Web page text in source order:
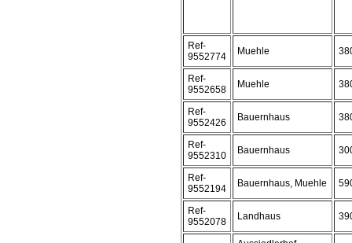
Ref-
9552774
Muehle
Ref-
9552658
Muehle
Ref-
9552426
Bauernhaus
Ref-
9552310
Bauernhaus
Ref-
9552194
Bauernhaus, Muehle
Ref-
9552078
Landhaus